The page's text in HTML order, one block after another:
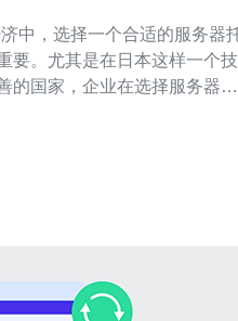
要。尤其是在日本这样一个技
的国家，企业在选择服务器托
管费用的最新标准，并通过具